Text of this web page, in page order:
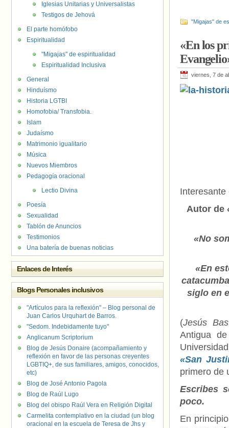
"Migajas" de
«En los
viernes, 7 de
Autor de
«No
«En
siglo en
(Jesús
Antigua
«San
primero de
Escribes
poco.
En
Iglesias Unitarias y Universalistas
Testigos de Jehová
El parte homófobo
Espiritualidad
"Migajas" de espiritualidad
Espiritualidad Inclusiva
General
Hinduísmo
Historia LGTBI
Homofobia/ Transfobia.
Islam
Judaísmo
Matrimonio igualitario
Música
Nuevos Miembros
Pedagogía oracional
Lectio Divina
Poesía
Sexualidad
Tablón de Anuncios
Testimonios
Una batería de buenas noticias
Enlaces de Interés
Blogs Personales inclusivos
"Artículos para la reflexión" – Blog personal de
Juan Carlos Urquhart de Barros.
"Sedom. Indebidamente tuyo"
Anglicanum Scriptorium
Blog de Jesús Donaire (acompañamiento y
reflexión en favor de las personas creyentes
LGBTIQ+, de sus familiares, amigos, conocidos,
etc)
Blog de José Antonio Pagola
Blog de Raúl Lugo
Blog del obispo Raúl Vera en Religión Digital
Carmelita contemplativo en la ciudad (un blog
oracional en la escuela de Teresa de Jhs y